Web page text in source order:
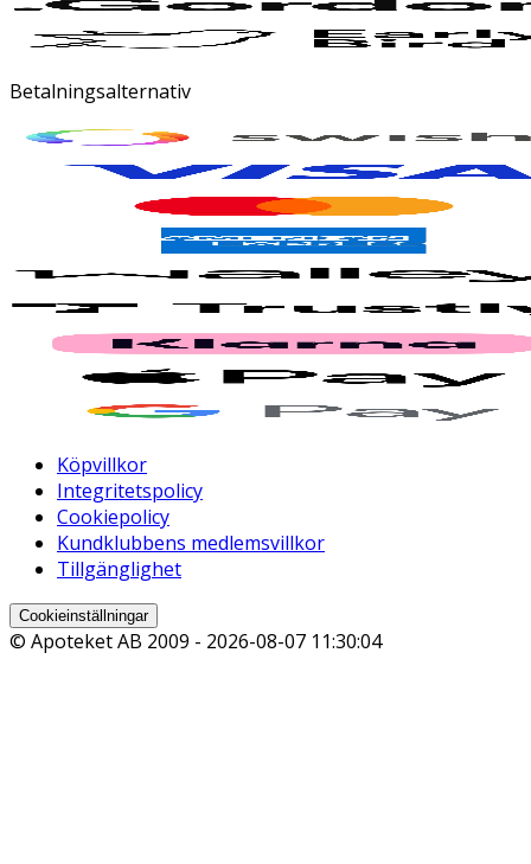
Betalningsalternativ
Köpvillkor
Integritetspolicy
Cookiepolicy
Kundklubbens medlemsvillkor
Tillgänglighet
Cookieinställningar
© Apoteket AB 2009 - 2026-08-07 11:30:04